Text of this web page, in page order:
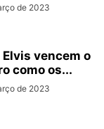
de 2023
vencem o
como os...
de 2023